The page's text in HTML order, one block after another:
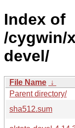
Index of
/cygwin/
devel/
File Name ↓
Parent directory/
sha512.sum